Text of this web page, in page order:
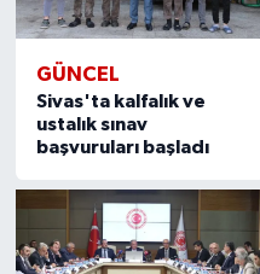
GÜNCEL
Sivas'ta kalfalık ve
ustalık sınav
başvuruları başladı